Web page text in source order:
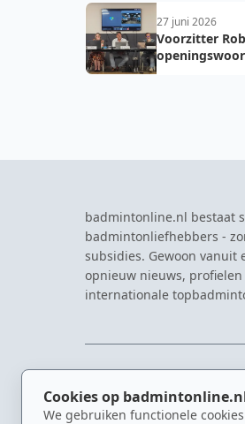
Cookies op
We gebruiken functionele
27 juni 2026
Voorzitter
badmintonline.nl bestaat
badmintonliefhebbers -
subsidies. Gewoon vanuit
opnieuw nieuws,
internationale
Nieuws